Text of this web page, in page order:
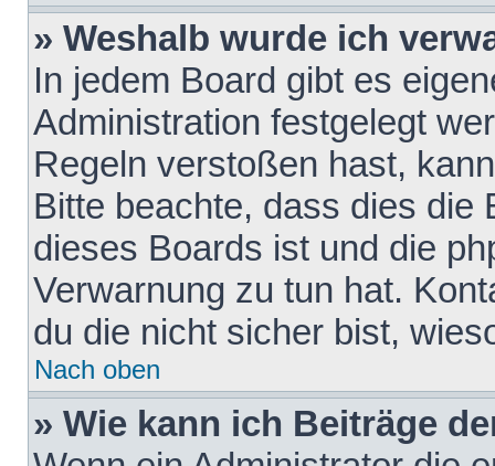
» Weshalb wurde ich
In jedem Board gibt es
Administration festgelegt
Regeln verstoßen hast,
Bitte beachte, dass dies die
dieses Boards ist und die
Verwarnung zu tun hat.
du die nicht sicher bist,
Nach oben
» Wie kann ich Beiträge